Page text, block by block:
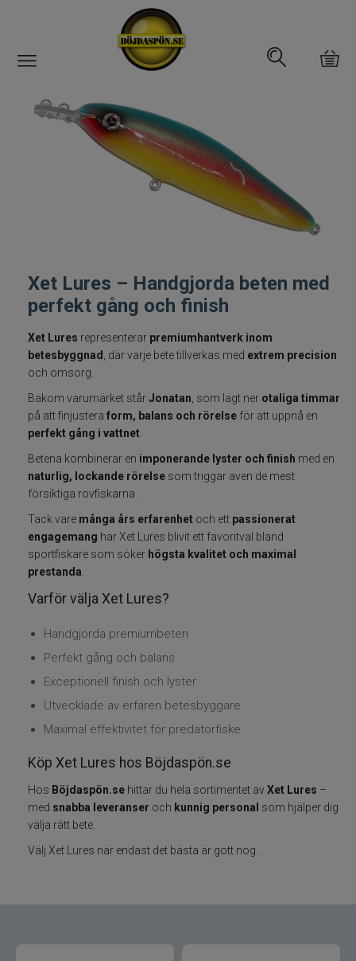
Gäddfemman
Abborrfemman
Fiskeset
Fiskedrag
Småplock
Tillbehör
Flugbindning
Flugfiske
Kläder
Specimenfiske
Grundéns
Mikado
Xet Lures – Handgjorda beten med
perfekt gång och finish
Xet Lures representerar premiumhantverk inom
betesbyggnad
, där varje bete tillverkas med extrem precision
och omsorg.
Bakom varumärket stårJonatan , som lagt ner otaliga timmar
på att finjustera form, balans och rörelse för att uppnå en
perfekt gång i vattnet
Betena kombinerar en imponerande lyster och finish med en
naturlig, lockande rörelse som triggar även de mest
försiktiga rovfiskarna.
Tack vare många års erfarenhet och ett passionerat
engagemang har Xet Lures blivit ett favoritval bland
sportfiskare som söker högsta kvalitet och maximal
prestanda
Varför välja Xet Lures?
Handgjorda premiumbeten
Perfekt gång och balans
Exceptionell finish och lyster
Utvecklade av erfaren betesbyggare
Maximal effektivitet för predatorfiske
Köp Xet Lures hos Böjdaspön.se
Hos Böjdaspön.se hittar du hela sortimentet avXet Lures –
med snabba leveranser och kunnig personal som hjälper dig
välja rätt bete.
Välj Xet Lures när endast det bästa är gott nog.